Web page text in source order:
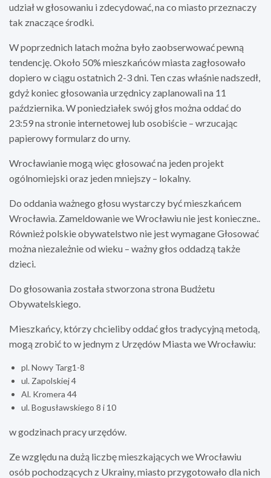
udział w głosowaniu i zdecydować, na co miasto przeznaczy
tak znaczące środki.
W poprzednich latach można było zaobserwować pewną
tendencję. Około 50% mieszkańców miasta zagłosowało
dopiero w ciągu ostatnich 2-3 dni. Ten czas właśnie nadszedł,
gdyż koniec głosowania urzędnicy zaplanowali na 11
października. W poniedziałek swój głos można oddać do
23:59 na stronie internetowej lub osobiście – wrzucając
papierowy formularz do urny.
Wrocławianie mogą więc głosować na jeden projekt
ogólnomiejski oraz jeden mniejszy – lokalny.
Do oddania ważnego głosu wystarczy być mieszkańcem
Wrocławia. Zameldowanie we Wrocławiu nie jest konieczne..
Również polskie obywatelstwo nie jest wymagane Głosować
można niezależnie od wieku – ważny głos oddadzą także
dzieci.
Do głosowania została stworzona strona Budżetu
Obywatelskiego.
Mieszkańcy, którzy chcieliby oddać głos tradycyjną metodą,
mogą zrobić to w jednym z Urzędów Miasta we Wrocławiu:
pl. Nowy Targ1-8
ul. Zapolskiej 4
Al. Kromera 44
ul. Bogusławskiego 8 i 10
w godzinach pracy urzędów.
Ze względu na dużą liczbę mieszkających we Wrocławiu
osób pochodzących z Ukrainy, miasto przygotowało dla nich